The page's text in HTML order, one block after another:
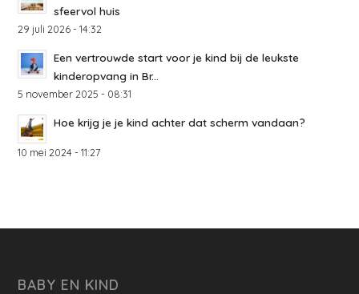
sfeervol huis
29 juli 2026 - 14:32
Een vertrouwde start voor je kind bij de leukste
kinderopvang in Br...
5 november 2025 - 08:31
Hoe krijg je je kind achter dat scherm vandaan?
10 mei 2024 - 11:27
BABY EN KIND